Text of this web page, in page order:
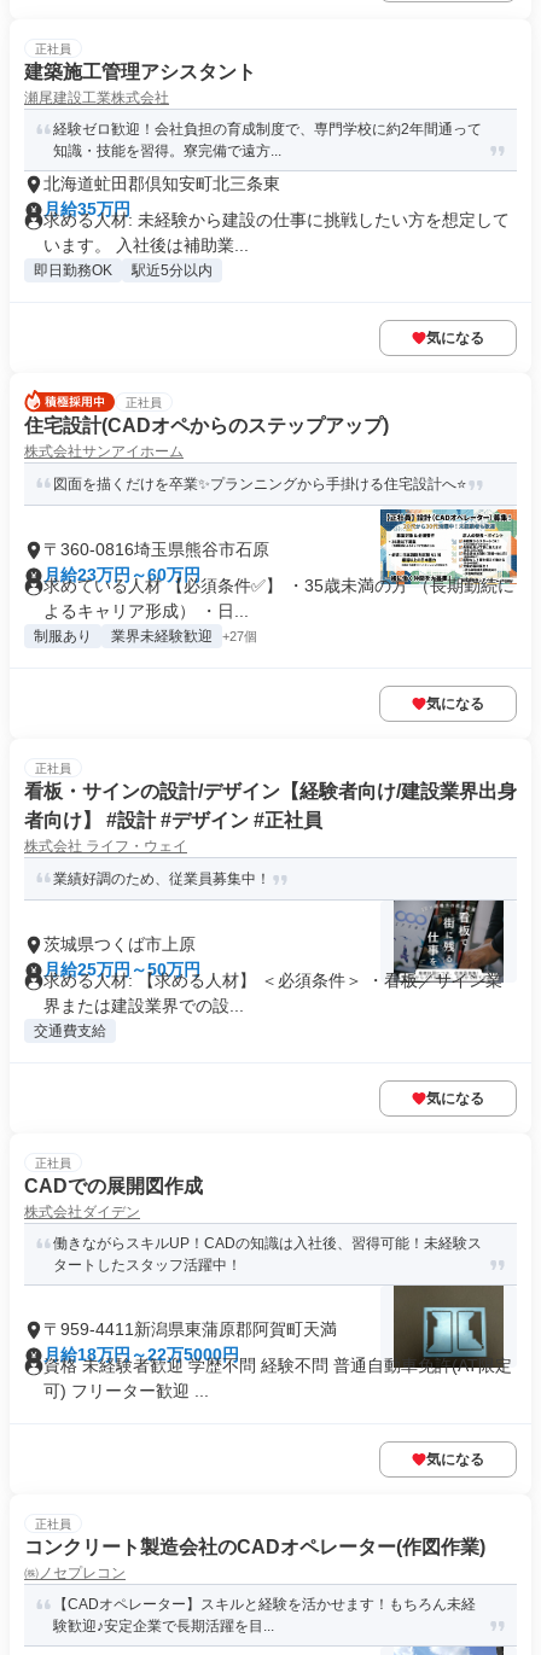
正社員
建築施工管理アシスタント
瀬尾建設工業株式会社
経験ゼロ歓迎！会社負担の育成制度で、専門学校に約2年間通って
知識・技能を習得。寮完備で遠方...
北海道虻田郡倶知安町北三条東
月給35万円
求める人材: 未経験から建設の仕事に挑戦したい方を想定して
います。 入社後は補助業...
即日勤務OK 駅近5分以内
気になる
正社員
住宅設計(CADオペからのステップアップ)
株式会社サンアイホーム
図面を描くだけを卒業✨プランニングから手掛ける住宅設計へ⭐
〒360-0816埼玉県熊谷市石原
月給23万円～60万円
求めている人材 【必須条件✅】 ・35歳未満の方 （長期勤続に
よるキャリア形成） ・日...
制服あり 業界未経験歓迎 +27個
気になる
正社員
看板・サインの設計/デザイン【経験者向け/建設業界出身
者向け】 #設計 #デザイン #正社員
株式会社 ライフ・ウェイ
業績好調のため、従業員募集中！
茨城県つくば市上原
月給25万円～50万円
求める人材: 【求める人材】 ＜必須条件＞ ・看板／サイン業
界または建設業界での設...
交通費支給
気になる
正社員
CADでの展開図作成
株式会社ダイデン
働きながらスキルUP！CADの知識は入社後、習得可能！未経験ス
タートしたスタッフ活躍中！
〒959-4411新潟県東蒲原郡阿賀町天満
月給18万円～22万5000円
資格 未経験者歓迎 学歴不問 経験不問 普通自動車免許(AT限定
可) フリーター歓迎 ...
気になる
正社員
コンクリート製造会社のCADオペレーター(作図作業)
㈱ノセプレコン
【CADオペレーター】スキルと経験を活かせます！もちろん未経
験歓迎♪安定企業で長期活躍を目...